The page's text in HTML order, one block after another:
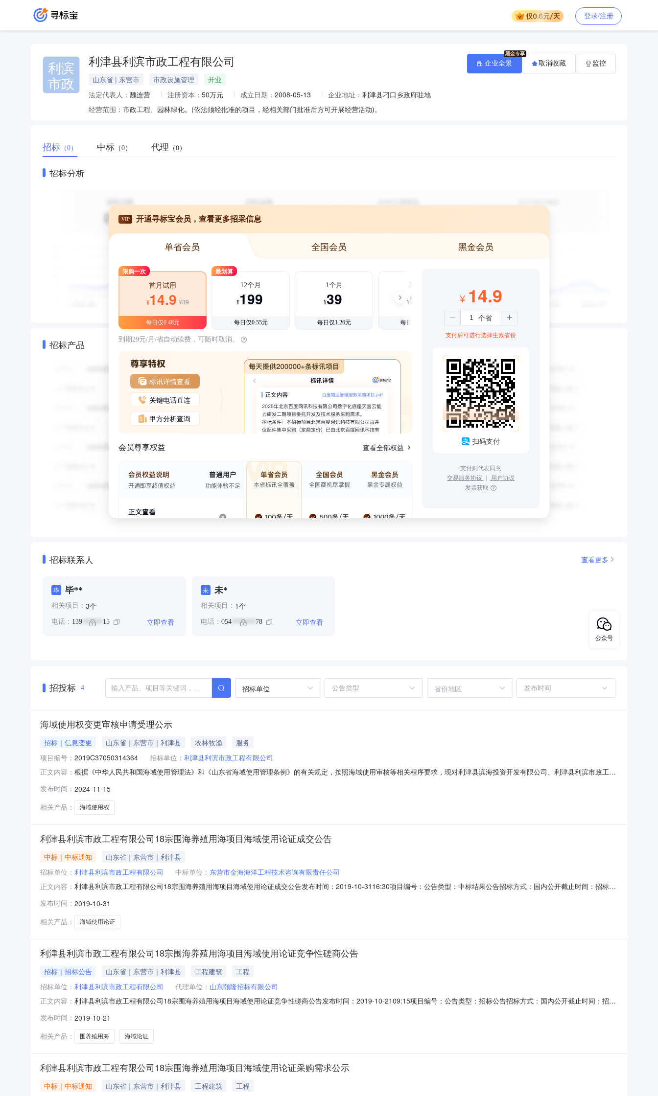
登录/注册
利滨
市政
利津县利滨市政工程有限公司
山东省 | 东营市 市政设施管理
开业
法定代表人： 魏连营 注册资本： 50万元 成立日期： 2008-05-13 企业地址： 利津县刁口乡政府驻地
经营范围： 市政工程、园林绿化。(依法须经批准的项目，经相关部门批准后方可开展经营活动)。
企业全景 取消收藏 监控
招标 （0） 中标 （0） 代理 （0）
招标分析
招标产品
VIP 开通寻标宝会员，查看更多招采信息
单省会员 全国会员 黑金会员
限购一次
首月试用
¥14.9 ¥39
每日仅0.48元
最划算
12个月
¥199
每日仅0.55元
1个月
¥39
每日仅1.26元
3个月
¥99
每日仅1.08元
到期29元/月/省自动续费，可随时取消。
标讯详情查看
关键电话直连
甲方分析查询
会员尊享权益 查看全部权益
¥ 14.9
支付后可进行选择生效省份
扫码支付
支付则代表同意
交易服务协议 ｜ 用户协议
发票获取
招标联系人 查看更多
毕 毕**
相关项目： 3个
电话： 139 ****** 15 立即查看
未 未*
相关项目： 1个
电话： 054******* 78 立即查看
招投标 4 招标单位 省份地区
海域使用权变更审核申请受理公示
招标｜信息变更 山东省｜东营市｜利津县 农林牧渔
服务
项目编号： 2019C37050314364 招标单位： 利津县利滨市政工程有限公司
正文内容： 根据《中华人民共和国海域使用管理法》和《山东省海域使用管理条例》的有关规定，按照海域使用审核等相关程序要求，现对利津县滨海投资开发有限公司、利津县利滨市政工程
为现状海床高程至海平面，用海位置、面积、类型、方式、期限等其他信息均不变化。变更信息详见附表。公示时间：2024年11月15日至2024年11月25日，公示期为7个工作日，
任何单位、组织和个人对项目用
发布时间： 2024-11-15
相关产品：
海域使用权
利津县利滨市政工程有限公司18宗围海养殖用海项目海域使用论证成交公告
中标｜中标通知
山东省｜东营市｜利津县
招标单位： 利津县利滨市政工程有限公司 中标单位： 东营市金海海洋工程技术咨询有限责任公司
正文内容： 利津县利滨市政工程有限公司18宗围海养殖用海项目海域使用论证成交公告发布时间：2019-10-3116:30项目编号：公告类型：中标结果公告招标方式：国内公开截止时间：招标机
滨市政工程有限公司18宗围海养殖用海项目海域使用论证二、公告发布日期：2019年10月21日三、成交日期：2019年10月31日四、采购方式：竞争性磋商五、成交情况：序号预成
交供应商名
发布时间： 2019-10-31
相关产品：
海域使用论证
利津县利滨市政工程有限公司18宗围海养殖用海项目海域使用论证竞争性磋商公告
招标｜招标公告 山东省｜东营市｜利津县 工程建筑
工程
招标单位： 利津县利滨市政工程有限公司 代理单位： 山东颐隆招标有限公司
正文内容： 利津县利滨市政工程有限公司18宗围海养殖用海项目海域使用论证竞争性磋商公告发布时间：2019-10-2109:15项目编号：公告类型：招标公告招标方式：国内公开截止时间：招标
限公司受利津县利滨市政工程有限公司委托，就利津县利滨市政工程有限公司18宗围海养殖用海项目海域使用论证以竞争性磋商方式实施采购，具体事宜按照竞争性磋商采购文件执
行。一、采购人名称：利津
发布时间： 2019-10-21
相关产品：
围养殖用海 海域论证
利津县利滨市政工程有限公司18宗围海养殖用海项目海域使用论证采购需求公示
中标｜中标通知 山东省｜东营市｜利津县 工程建筑
工程
公众号